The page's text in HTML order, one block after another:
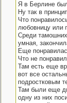
Я в Берлине
Ну так в
Что
любовницу или
Среди
умная,
Еще
Что не
Там есть еще
вот все
подростковым
Там были еще
одну из них